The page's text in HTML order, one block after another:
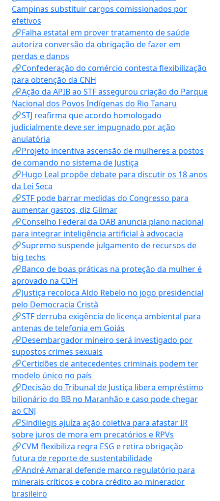
Campinas substituir cargos comissionados por
efetivos
🔗Falha estatal em prover tratamento de saúde
autoriza conversão da obrigação de fazer em
perdas e danos
🔗Confederação do comércio contesta flexibilização
para obtenção da CNH
🔗Ação da APIB ao STF assegurou criação do Parque
Nacional dos Povos Indígenas do Rio Tanaru
🔗STJ reafirma que acordo homologado
judicialmente deve ser impugnado por ação
anulatória
🔗Projeto incentiva ascensão de mulheres a postos
de comando no sistema de Justiça
🔗Hugo Leal propõe debate para discutir os 18 anos
da Lei Seca
🔗STF pode barrar medidas do Congresso para
aumentar gastos, diz Gilmar
🔗Conselho Federal da OAB anuncia plano nacional
para integrar inteligência artificial à advocacia
🔗Supremo suspende julgamento de recursos de
big techs
🔗Banco de boas práticas na proteção da mulher é
aprovado na CDH
🔗Justiça recoloca Aldo Rebelo no jogo presidencial
pelo Democracia Cristã
🔗STF derruba exigência de licença ambiental para
antenas de telefonia em Goiás
🔗Desembargador mineiro será investigado por
supostos crimes sexuais
🔗Certidões de antecedentes criminais podem ter
modelo único no país
🔗Decisão do Tribunal de Justiça libera empréstimo
bilionário do BB no Maranhão e caso pode chegar
ao CNJ
🔗Sindilegis ajuíza ação coletiva para afastar IR
sobre juros de mora em precatórios e RPVs
🔗CVM flexibiliza regra ESG e retira obrigação
futura de reporte de sustentabilidade
🔗André Amaral defende marco regulatório para
minerais críticos e cobra crédito ao minerador
brasileiro